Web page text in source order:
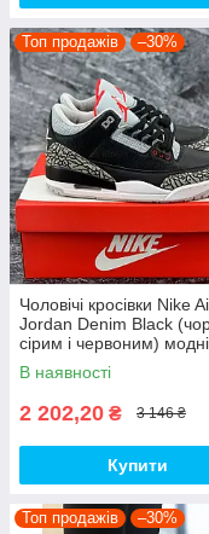
Топ продажів –30%
Чоловічі кросівки Nike
Jordan Denim Black
сірим і червоним) модні
демісезонні кроси
топ
В наявності
2 202,20 ₴ 3 146 ₴
Купити
Топ продажів –30%